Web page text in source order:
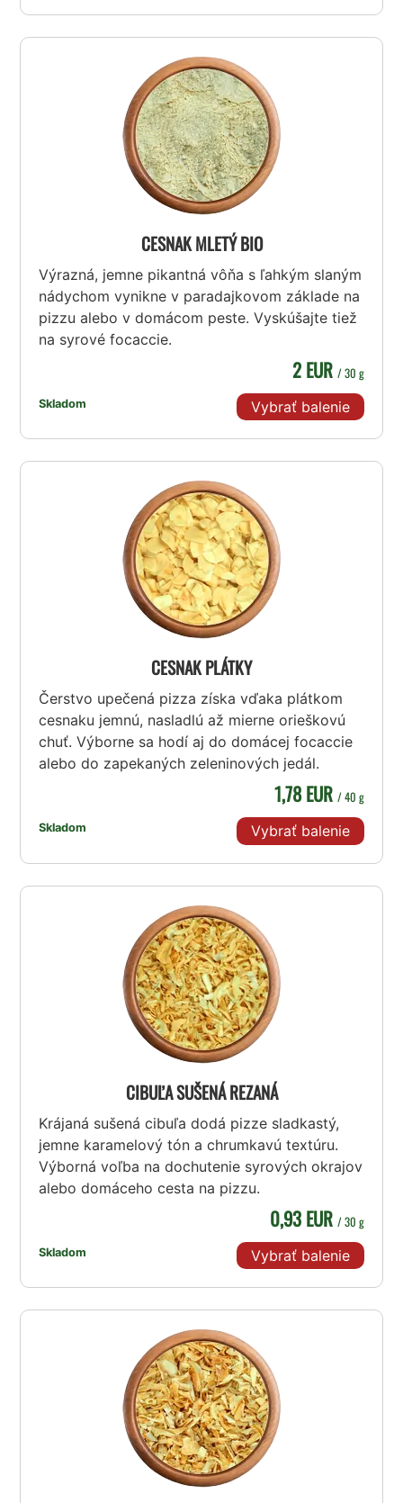
CESNAK MLETÝ BIO
Výrazná, jemne pikantná vôňa s ľahkým slaným
nádychom vynikne v paradajkovom základe na
pizzu alebo v domácom peste. Vyskúšajte tiež
na syrové focaccie.
Skladom
2 EUR / 30 g
Vybrať balenie
CESNAK PLÁTKY
Čerstvo upečená pizza získa vďaka plátkom
cesnaku jemnú, nasladlú až mierne orieškovú
chuť. Výborne sa hodí aj do domácej focaccie
alebo do zapekaných zeleninových jedál.
Skladom
1,78 EUR / 40 g
Vybrať balenie
CIBUĽA SUŠENÁ REZANÁ
Krájaná sušená cibuľa dodá pizze sladkastý,
jemne karamelový tón a chrumkavú textúru.
Výborná voľba na dochutenie syrových okrajov
alebo domáceho cesta na pizzu.
Skladom
0,93 EUR / 30 g
Vybrať balenie